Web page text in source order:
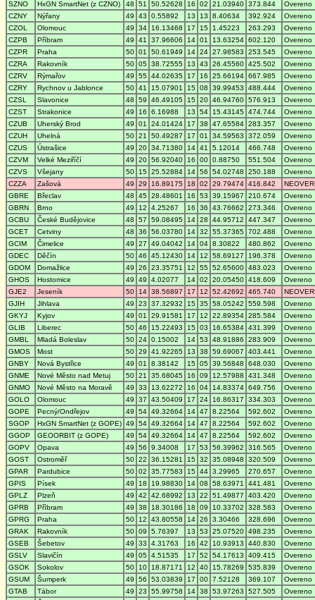
SZNO
HxGN SmartNet (z CZNO) 48 51 50.52628 16 02 21.03940 373.844
Overeno
CZNY
Nýřany 49 43 0.55892 13 13 8.40634 392.924
Overeno
CZOL
Olomouc 49 34 16.13468 17 15 1.45223 263.293
Overeno
CZPB
Příbram 49 41 37.96606 14 01 13.63254 602.120
Overeno
CZPR
Praha 50 01 50.61949 14 24 27.98583 253.545
Overeno
CZRA
Rakovník 50 05 38.72555 13 43 26.45560 425.502
Overeno
CZRV
Rýmařov 49 55 44.02635 17 16 25.66194 667.985
Overeno
CZRY
Rychnov u Jablonce 50 41 15.07901 15 08 39.99453 488.444
Overeno
CZSL
Slavonice 48 59 46.49105 15 20 46.94760 576.913
Overeno
CZST
Strakonice 49 16 6.16988 13 54 15.43145 474.744
Overeno
CZUB
Uherský Brod 49 01 24.01424 17 38 47.65584 283.357
Overeno
CZUH
Uhelná 50 21 50.49287 17 01 34.59563 372.059
Overeno
CZUS
Ústrašice 49 20 34.71380 14 41 5.12014 466.748
Overeno
CZVM
Velké Meziříčí 49 20 56.92040 16 00 0.88750 551.504
Overeno
CZVS
Všejany 50 15 25.52884 14 56 54.02748 250.188
Overeno
CZZA
Zašová 49 29 16.89175 18 02 29.79474 416.842
GBRE
Břeclav 48 45 28.48601 16 53 39.15967 210.674
Overeno
GBRN
Brno 49 12 4.25267 16 36 43.76662 273.346
Overeno
GCBU
České Budějovice 48 57 59.08495 14 28 44.95712 447.347
Overeno
GCET
Cetviny 48 36 56.03780 14 32 55.37365 702.488
Overeno
GCIM
Čimelice 49 27 49.04042 14 04 8.30822 480.862
Overeno
GDEC
Děčín 50 46 45.12430 14 12 58.69127 196.378
Overeno
GDOM
Domažlice 49 26 23.35751 12 55 52.65600 483.023
Overeno
GHOS
Hostomice 49 49 4.02077 14 02 20.05450 418.609
Overeno
GJE2
Jeseník 50 14 38.56897 17 12 52.42692 465.740
GJIH
Jihlava 49 23 37.32932 15 35 58.05242 559.598
Overeno
GKYJ
Kyjov 49 01 29.91581 17 12 22.89354 285.584
Overeno
GLIB
Liberec 50 46 15.22493 15 03 16.65384 431.399
Overeno
GMBL
Mladá Boleslav 50 24 0.15002 14 53 48.91886 283.909
Overeno
GMOS
Most 50 29 41.92265 13 38 59.69067 403.441
Overeno
GNBY
Nová Bystřice 49 01 8.38142 15 05 39.56848 648.030
Overeno
GNME
Nové Město nad Metuj 50 21 35.68045 16 09 12.57988 431.348
Overeno
GNMO
Nové Město na Moravě 49 33 13.62272 16 04 14.83374 649.756
Overeno
GOLO
Olomouc 49 37 43.50409 17 24 16.86317 334.303
Overeno
GOPE
Pecný/Ondřejov 49 54 49.32664 14 47 8.22564 592.602
Overeno
SGOP
HxGN SmartNet (z GOPE) 49 54 49.32664 14 47 8.22564 592.602
Overeno
GGOP
GEOORBIT (z GOPE) 49 54 49.32664 14 47 8.22564 592.602
Overeno
GOPV
Opava 49 56 9.34008 17 53 56.39962 316.565
Overeno
GOST
Ostroměř 50 22 36.15281 15 32 35.08948 320.509
Overeno
GPAR
Pardubice 50 02 35.77583 15 44 3.29965 270.657
Overeno
GPIS
Písek 49 18 19.98830 14 08 58.63971 441.481
Overeno
GPLZ
Plzeň 49 42 42.68992 13 22 51.49877 403.420
Overeno
GPRB
Příbram 49 38 18.30186 18 09 10.33702 328.583
Overeno
GPRG
Praha 50 12 43.80558 14 26 3.30466 328.696
Overeno
GRAK
Rakovník 50 09 5.76397 13 53 25.07520 498.235
Overeno
GSEB
Šebetov 49 33 4.31763 16 42 10.93913 440.830
Overeno
GSLV
Slavičín 49 05 4.51535 17 52 54.17613 409.415
Overeno
GSOK
Sokolov 50 10 18.87171 12 40 15.78269 535.839
Overeno
GSUM
Šumperk 49 56 53.03839 17 00 7.52128 369.107
Overeno
GTAB
Tábor 49 23 55.99758 14 38 53.97263 527.505
Overeno